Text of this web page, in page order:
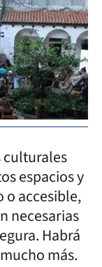
culturales
espacios y
o accesible,
necesarias
Habrá
más.